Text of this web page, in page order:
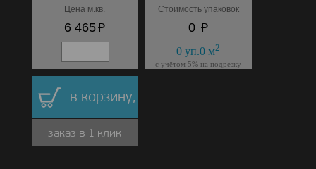
Цена м.кв.
6 465p
Стоимость упаковок
0 p
0 уп.0 м2
с учётом 5% на подрезку
в корзину,
заказ в 1 клик